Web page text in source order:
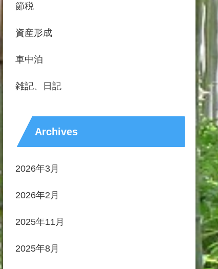
節税
資産形成
車中泊
雑記、日記
Archives
2026年3月
2026年2月
2025年11月
2025年8月